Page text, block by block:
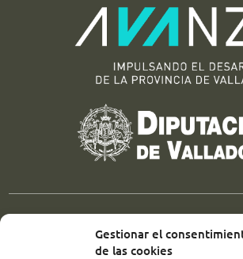
Gestionar el
de las cookies
UBICACIÓN